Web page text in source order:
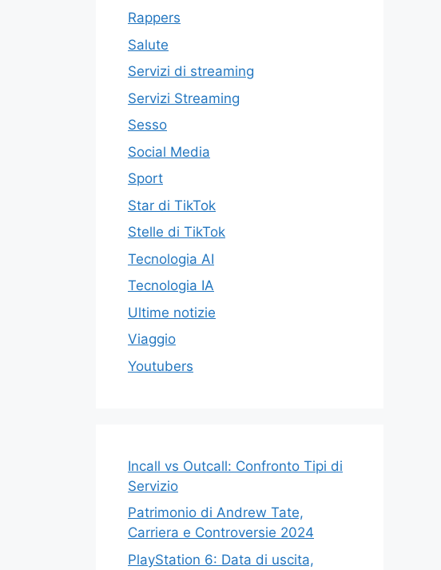
Rappers
Salute
Servizi di streaming
Servizi Streaming
Sesso
Social Media
Sport
Star di TikTok
Stelle di TikTok
Tecnologia AI
Tecnologia IA
Ultime notizie
Viaggio
Youtubers
Incall vs Outcall: Confronto Tipi di
Servizio
Patrimonio di Andrew Tate,
Carriera e Controversie 2024
PlayStation 6: Data di uscita,